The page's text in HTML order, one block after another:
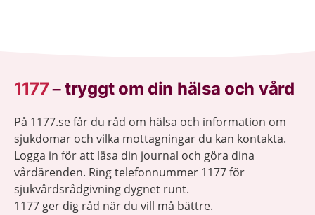
1177–tryggt om din hälsa och vård
På 1177.se får du råd om hälsa och information om
sjukdomar och vilka mottagningar du kan kontakta.
Logga in för att läsa din journal och göra dina
vårdärenden. Ring telefonnummer 1177 för
sjukvårdsrådgivning dygnet runt.
1177 ger dig råd när du vill må bättre.